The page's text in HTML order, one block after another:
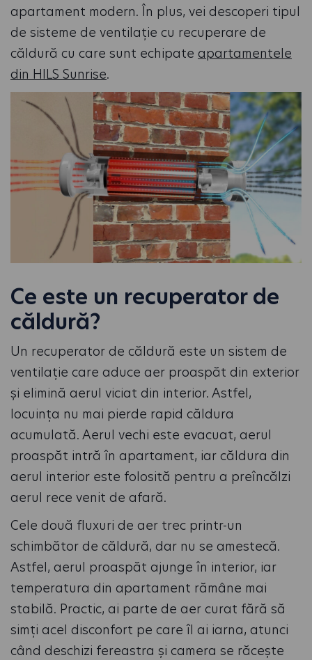
apartament modern. În plus, vei descoperi tipul
de sisteme de ventilație cu recuperare de
căldură cu care sunt echipate apartamentele
din HILS Sunrise.
Ce este un recuperator de
căldură?
Un recuperator de căldură este un sistem de
ventilație care aduce aer proaspăt din exterior
și elimină aerul viciat din interior. Astfel,
locuința nu mai pierde rapid căldura
acumulată. Aerul vechi este evacuat, aerul
proaspăt intră în apartament, iar căldura din
aerul interior este folosită pentru a preîncălzi
aerul rece venit de afară.
Cele două fluxuri de aer trec printr-un
schimbător de căldură, dar nu se amestecă.
Astfel, aerul proaspăt ajunge în interior, iar
temperatura din apartament rămâne mai
stabilă. Practic, ai parte de aer curat fără să
simți acel disconfort pe care îl ai iarna, atunci
când deschizi fereastra și camera se răcește